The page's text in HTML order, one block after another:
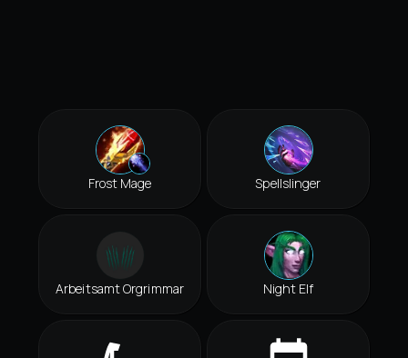
Frost Mage Spellslinger
Arbeitsamt Orgrimmar Night Elf